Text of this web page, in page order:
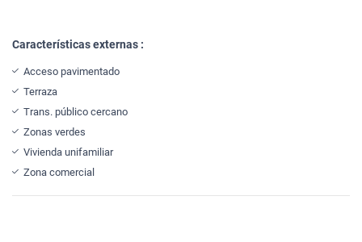
Características externas :
Acceso pavimentado
Terraza
Trans. público cercano
Zonas verdes
Vivienda unifamiliar
Zona comercial